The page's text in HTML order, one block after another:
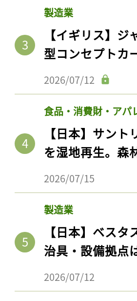
製造業
【イギリス】
型コンセプトカ
2026/07/12
食品・消費財・アパ
【日本】サン
を湿地再生。森
2026/07/15
製造業
【日本】ベス
治具・設備拠点
2026/07/12